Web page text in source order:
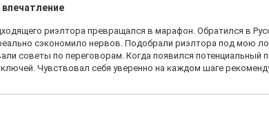
риэлтора превращался в марафон. Обратился в
сэкономило нервов. Подобрали риэлтора под мою
советы по переговорам. Когда появился потенциальный
Чувствовал себя уверенно на каждом шаге